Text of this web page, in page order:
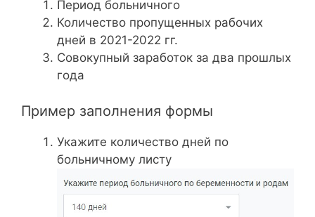
Период больничного
Количество пропущенных рабочих
дней в 2021-2022 гг.
Совокупный заработок за два прошлых
года
Пример заполнения формы
Укажите количество дней по
больничному листу